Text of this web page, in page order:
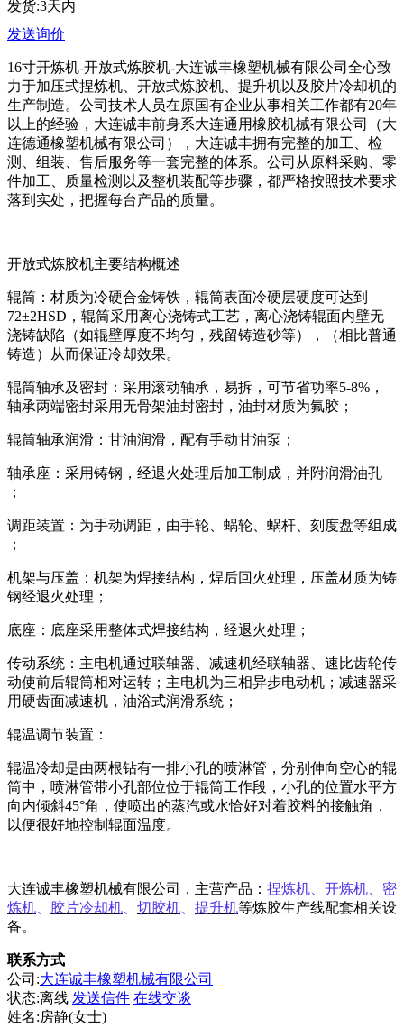
发货:3天内
发送询价
16寸开炼机-开放式炼胶机-大连诚丰橡塑机械有限公司全心致
力于加压式捏炼机、开放式炼胶机、提升机以及胶片冷却机的
生产制造。公司技术人员在原国有企业从事相关工作都有20年
以上的经验， 大连诚丰前身系大连通用橡胶机械有限公司（大
连德通橡塑机械有限公司），大连诚丰拥有完整的加工、检
测、组装、售后服务等一套完整的体系。公司从原料采购、零
件加工、质量检测以及整机装配等步骤，都严格按照技术要求
落到实处，把握每台产品的质量。
开放式炼胶机主要结构概述
辊筒：材质为冷硬合金铸铁，辊筒表面冷硬层硬度可达到
72±2HSD，辊筒采用离心浇铸式工艺，离心浇铸辊面内壁无
浇铸缺陷（如辊壁厚度不均匀，残留铸造砂等），（相比普通
铸造）从而保证冷却效果。
辊筒轴承及密封：采用滚动轴承，易拆，可节省功率5-8%，
轴承两端密封采用无骨架油封密封，油封材质为氟胶；
辊筒轴承润滑：甘油润滑，配有手动甘油泵；
轴承座：采用铸钢，经退火处理后加工制成，并附润滑油孔
；
调距装置：为手动调距，由手轮、蜗轮、蜗杆、刻度盘等组成
；
机架与压盖：机架为焊接结构，焊后回火处理，压盖材质为铸
钢经退火处理；
底座：底座采用整体式焊接结构，经退火处理；
传动系统：主电机通过联轴器、减速机经联轴器、速比齿轮传
动使前后辊筒相对运转；主电机为三相异步电动机；减速器采
用硬齿面减速机，油浴式润滑系统；
辊温调节装置：
辊温冷却是由两根钻有一排小孔的喷淋管，分别伸向空心的辊
筒中，喷淋管带小孔部位位于辊筒工作段，小孔的位置水平方
向内倾斜45°角，使喷出的蒸汽或水恰好对着胶料的接触角，
以便很好地控制辊面温度。
大连诚丰橡塑机械有限公司，主营产品： 捏炼机 开炼机
密
炼机
胶片冷却机 切胶机 提升机等炼胶生产线配套相关设
备。
联系方式
公司:大连诚丰橡塑机械有限公司
状态:离线 发送信件 在线交谈
姓名:房静(女士)